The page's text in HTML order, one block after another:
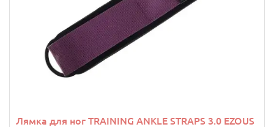
Лямка для ног TRAINING ANKLE STRAPS 3.0 EZOUS